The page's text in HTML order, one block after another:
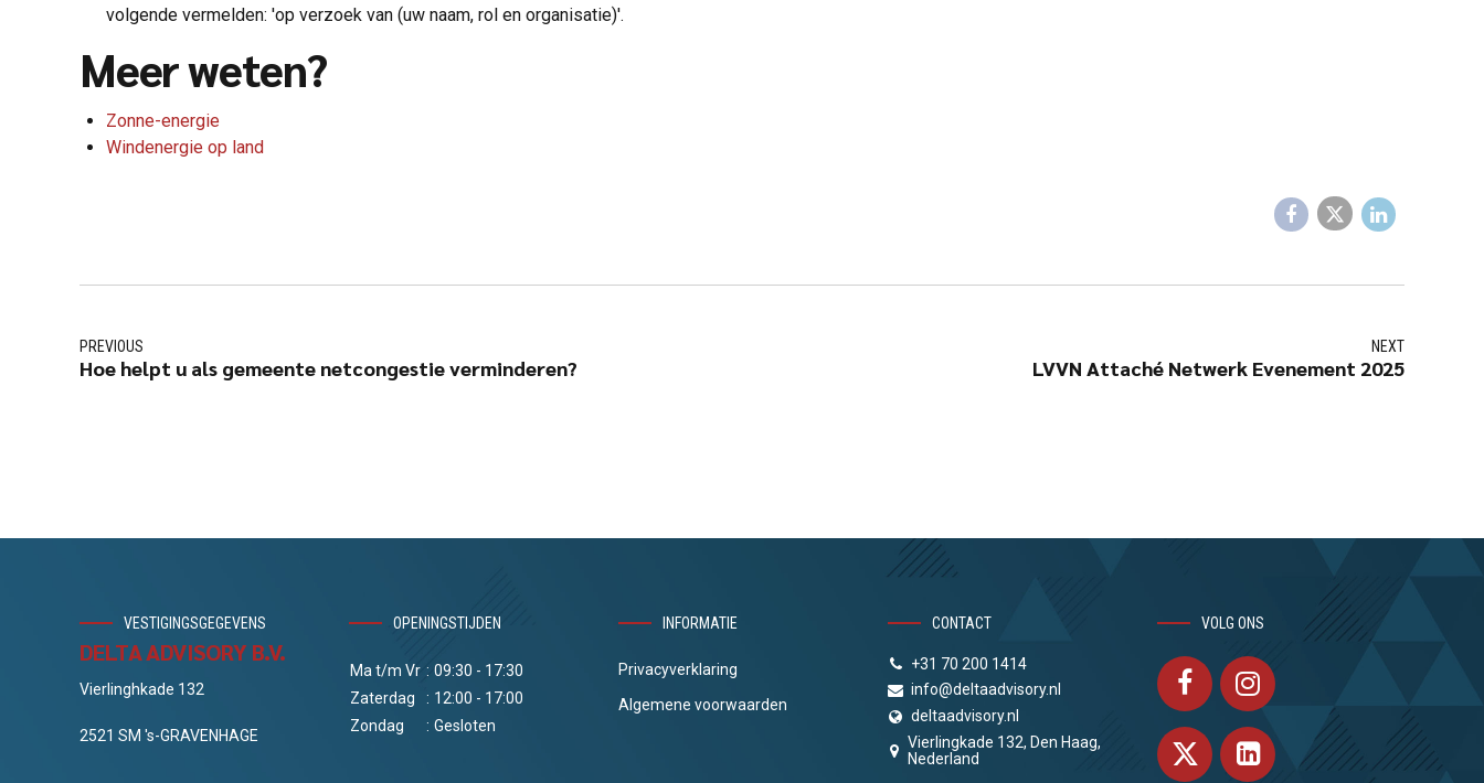
volgende vermelden: 'op verzoek van (uw naam, rol en organisatie)'.
Meer weten?
Zonne-energie
Windenergie op land
PREVIOUS
Hoe helpt u als gemeente netcongestie verminderen?
NEXT
LVVN Attaché Netwerk Evenement 2025
VESTIGINGSGEGEVENS
DELTA ADVISORY B.V.
Vierlinghkade 132
2521 SM 's-GRAVENHAGE
OPENINGSTIJDEN
Ma t/m Vr : 09:30 - 17:30
Zaterdag
: 12:00 - 17:00
Zondag
: Gesloten
INFORMATIE
Privacyverklaring
Algemene voorwaarden
CONTACT
+31 70 200 1414
info@deltaadvisory.nl
deltaadvisory.nl
Vierlingkade 132, Den Haag,
Nederland
VOLG ONS